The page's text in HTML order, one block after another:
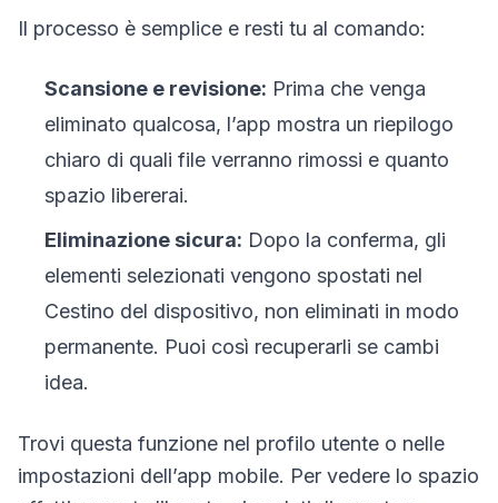
Il processo è semplice e resti tu al comando:
Scansione e revisione: Prima che venga
eliminato qualcosa, l’app mostra un riepilogo
chiaro di quali file verranno rimossi e quanto
spazio libererai.
Eliminazione sicura: Dopo la conferma, gli
elementi selezionati vengono spostati nel
Cestino del dispositivo, non eliminati in modo
permanente. Puoi così recuperarli se cambi
idea.
Trovi questa funzione nel profilo utente o nelle
impostazioni dell’app mobile. Per vedere lo spazio